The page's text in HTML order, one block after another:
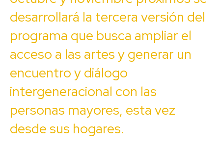
desarrollará la tercera versión del
programa que busca ampliar el
acceso a las artes y generar un
encuentro y diálogo
intergeneracional con las
personas mayores, esta vez
desde sus hogares.